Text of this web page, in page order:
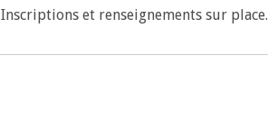
Inscriptions et renseignements sur place.